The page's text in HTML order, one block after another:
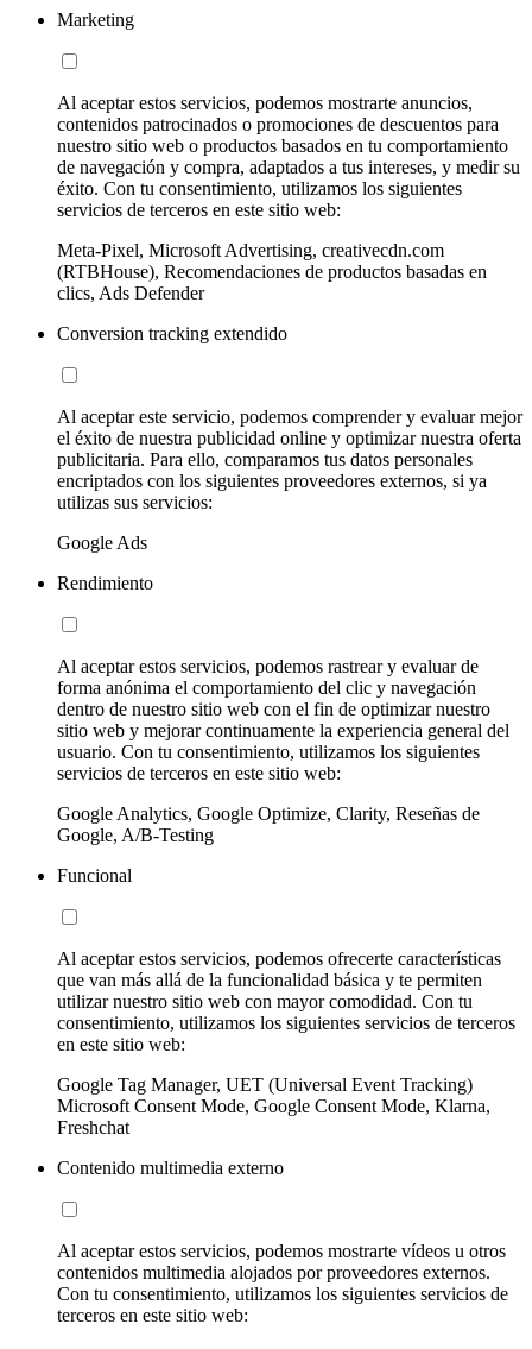
Marketing
Al aceptar estos servicios, podemos mostrarte anuncios,
contenidos patrocinados o promociones de descuentos para
nuestro sitio web o productos basados en tu comportamiento
de navegación y compra, adaptados a tus intereses, y medir su
éxito. Con tu consentimiento, utilizamos los siguientes
servicios de terceros en este sitio web:
Meta-Pixel, Microsoft Advertising, creativecdn.com
(RTBHouse), Recomendaciones de productos basadas en
clics, Ads Defender
Conversion tracking extendido
Al aceptar este servicio, podemos comprender y evaluar mejor
el éxito de nuestra publicidad online y optimizar nuestra oferta
publicitaria. Para ello, comparamos tus datos personales
encriptados con los siguientes proveedores externos, si ya
utilizas sus servicios:
Google Ads
Rendimiento
Al aceptar estos servicios, podemos rastrear y evaluar de
forma anónima el comportamiento del clic y navegación
dentro de nuestro sitio web con el fin de optimizar nuestro
sitio web y mejorar continuamente la experiencia general del
usuario. Con tu consentimiento, utilizamos los siguientes
servicios de terceros en este sitio web:
Google Analytics, Google Optimize, Clarity, Reseñas de
Google, A/B-Testing
Funcional
Al aceptar estos servicios, podemos ofrecerte características
que van más allá de la funcionalidad básica y te permiten
utilizar nuestro sitio web con mayor comodidad. Con tu
consentimiento, utilizamos los siguientes servicios de terceros
en este sitio web:
Google Tag Manager, UET (Universal Event Tracking)
Microsoft Consent Mode, Google Consent Mode, Klarna,
Freshchat
Contenido multimedia externo
Al aceptar estos servicios, podemos mostrarte vídeos u otros
contenidos multimedia alojados por proveedores externos.
Con tu consentimiento, utilizamos los siguientes servicios de
terceros en este sitio web: